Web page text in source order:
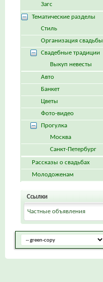
Загс
Тематические разделы
Стиль
Организация свадьбы
Свадебные традиции
Выкуп невесты
Авто
Банкет
Цветы
Фото-видео
Прогулка
Москва
Санкт-Петербург
Рассказы о свадьбах
Молодоженам
Ссылки
Частные объявления